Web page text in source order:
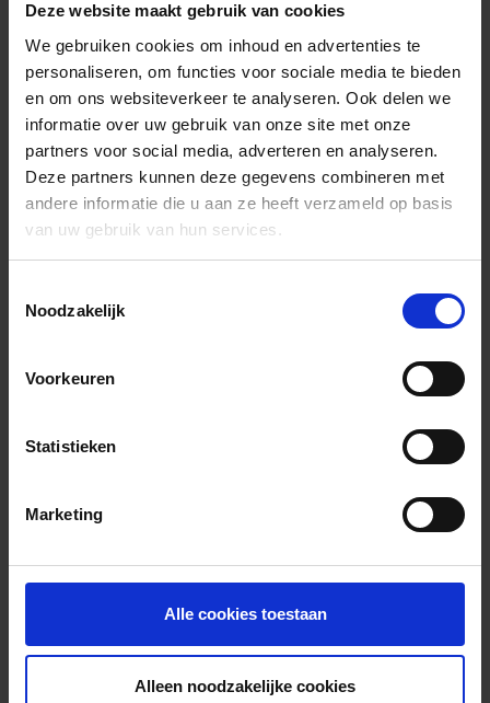
Deze website maakt gebruik van cookies
We gebruiken cookies om inhoud en advertenties te
personaliseren, om functies voor sociale media te bieden
en om ons websiteverkeer te analyseren. Ook delen we
informatie over uw gebruik van onze site met onze
partners voor social media, adverteren en analyseren.
Deze partners kunnen deze gegevens combineren met
andere informatie die u aan ze heeft verzameld op basis
van uw gebruik van hun services.
Noodzakelijk
Voorkeuren
Statistieken
Marketing
Alle cookies toestaan
Alleen noodzakelijke cookies